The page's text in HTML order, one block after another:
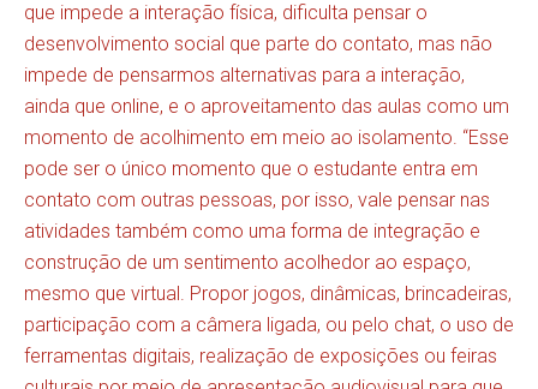
que impede a interação física, dificulta pensar o
desenvolvimento social que parte do contato, mas não
impede de pensarmos alternativas para a interação,
ainda que online, e o aproveitamento das aulas como um
momento de acolhimento em meio ao isolamento. “Esse
pode ser o único momento que o estudante entra em
contato com outras pessoas, por isso, vale pensar nas
atividades também como uma forma de integração e
construção de um sentimento acolhedor ao espaço,
mesmo que virtual. Propor jogos, dinâmicas, brincadeiras,
participação com a câmera ligada, ou pelo chat, o uso de
ferramentas digitais, realização de exposições ou feiras